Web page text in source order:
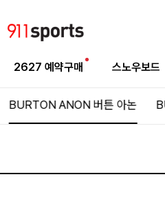
2627 예약구매 스노우보드
BURTON ANON버튼 아논